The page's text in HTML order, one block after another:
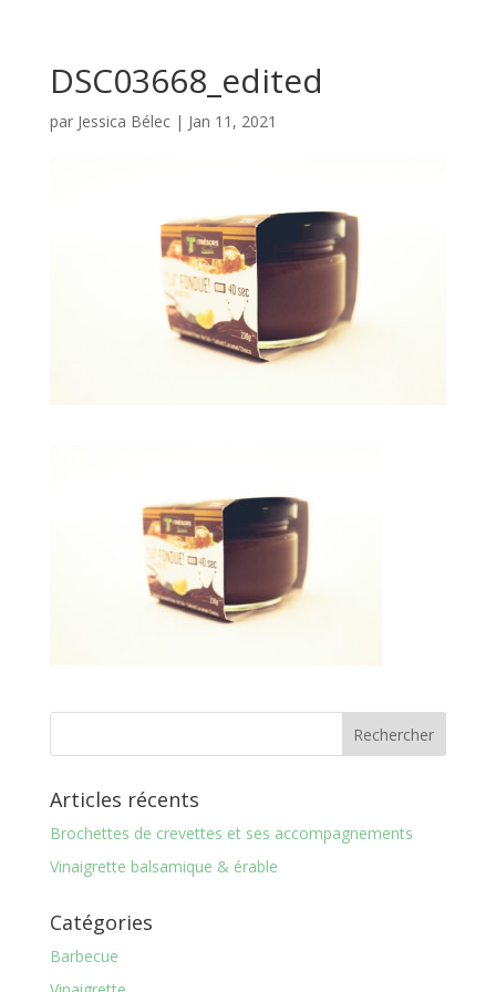
DSC03668_edited
par Jessica Bélec| Jan 11, 2021
Articles récents
Brochettes de crevettes et ses accompagnements
Vinaigrette balsamique & érable
Catégories
Barbecue